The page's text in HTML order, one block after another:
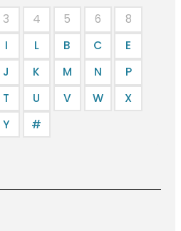
3 4 5 6
8
I L B C
E
J K M N
P
T U V W
X
Y
#